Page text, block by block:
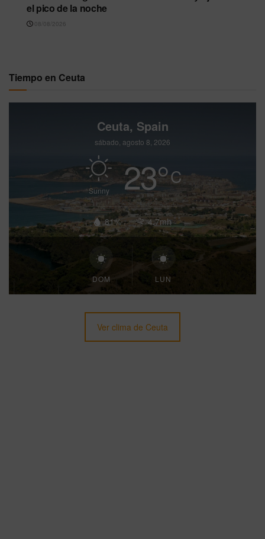
el pico de la noche
08/08/2026
Tiempo en Ceuta
Ceuta, Spain
sábado, agosto 8, 2026
Sunny 23°C
81% 4.7mh
DOM LUN
Ver clima de Ceuta